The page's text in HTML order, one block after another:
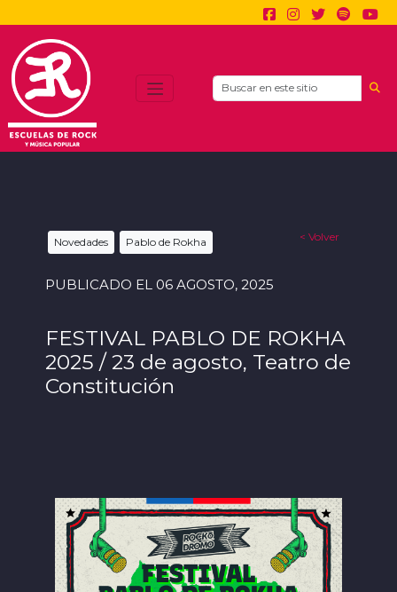
Search
Novedades Pablo de Rokha < Volver
PUBLICADO EL 06 AGOSTO, 2025
FESTIVAL PABLO DE ROKHA
2025 / 23 de agosto, Teatro de
Constitución